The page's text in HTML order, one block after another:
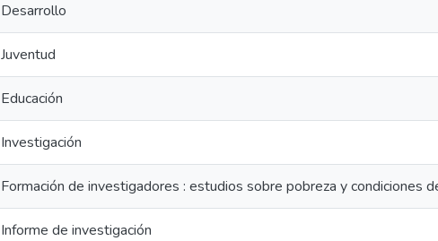
Desarrollo
Juventud
Educación
Investigación
Formación de investigadores : estudios sobre pobreza y condiciones
Informe de investigación